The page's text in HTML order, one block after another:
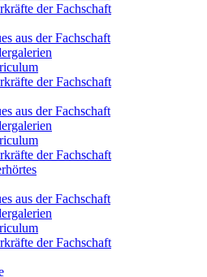
der Fachschaft
aus der Fachschaft
der Fachschaft
aus der Fachschaft
der Fachschaft
aus der Fachschaft
der Fachschaft